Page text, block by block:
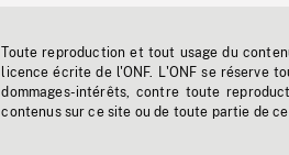
Toute reproduction et tout usage du
licence écrite de l'ONF. L'ONF se réserve
dommages-intérêts, contre toute
contenus sur ce site ou de toute partie de